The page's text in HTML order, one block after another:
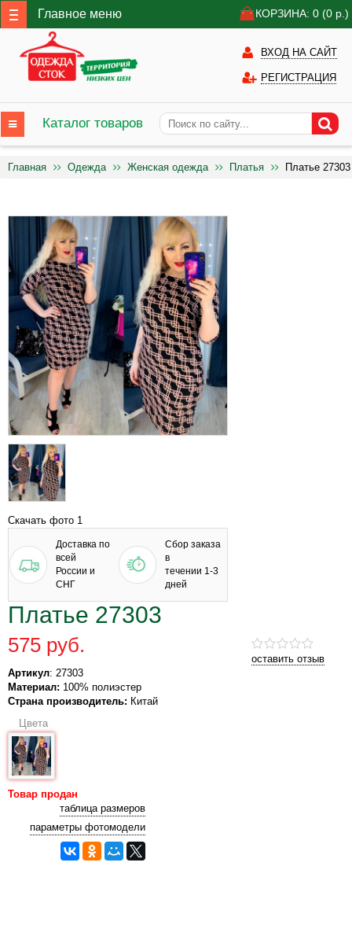
Главное меню КОРЗИНА: 0 (0 р.)
ВХОД НА САЙТ
РЕГИСТРАЦИЯ
Каталог товаров
Главная Одежда Женская одежда Платья Платье 27303
Скачать фото 1
Доставка по
всей
России и
СНГ
Сбор заказа
в
течении 1-3
дней
Платье 27303
оставить отзыв
575 руб.
Артикул: 27303
Материал: 100% полиэстер
Страна производитель: Китай
Цвета
Товар продан
таблица размеров
параметры фотомодели